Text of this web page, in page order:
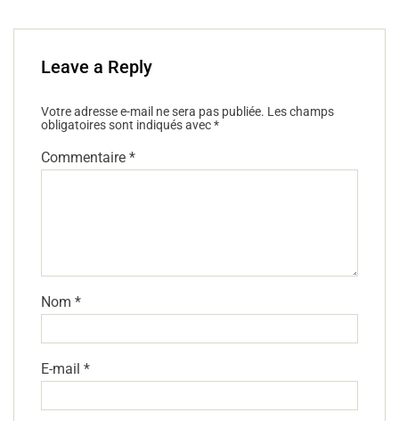
Leave a Reply
Votre adresse e-mail ne sera pas publiée. Les champs
obligatoires sont indiqués avec*
Commentaire *
Nom *
E-mail *